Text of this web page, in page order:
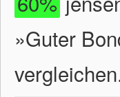
»Guter